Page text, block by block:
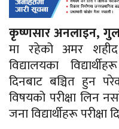
कृष्णसार अनलाइन,
मा रहेको अमर
विद्यालयका
दिनबाट बञ्चित हुन
विषयको परीक्षा लिन
जना विद्यार्थीहरू